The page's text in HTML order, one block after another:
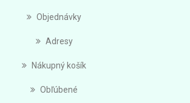
Objednávky
Adresy
Nákupný košík
Obľúbené